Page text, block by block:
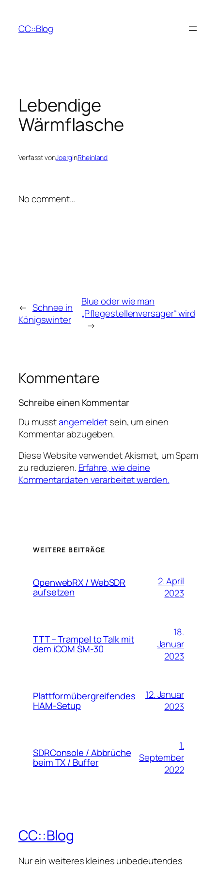
springen
CC::Blog
Lebendige
Wärmflasche
Verfasst vonJoerginRheinland
No comment…
← Schnee in
Königswinter
Blue oder wie man
„Pflegestellenversager“ wird
→
Kommentare
Schreibe einen Kommentar
Du musstangemeldetsein, um einen
Kommentar abzugeben.
Diese Website verwendet Akismet, um Spam
zu reduzieren. Erfahre, wie deine
Kommentardaten verarbeitet werden.
WEITERE BEITRÄGE
OpenwebRX / WebSDR
aufsetzen
2. April
2023
TTT – Trampel to Talk mit
dem iCOM SM-30
18.
Januar
2023
Plattformübergreifendes
HAM-Setup
12. Januar
2023
SDRConsole / Abbrüche
beim TX / Buffer
1.
September
2022
CC::Blog
Nur ein weiteres kleines unbedeutendes